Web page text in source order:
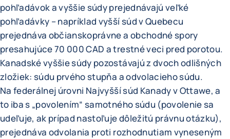
pohľadávok a vyššie súdy prejednávajú veľké
pohľadávky – napríklad vyšší súd v Quebecu
prejednáva občianskoprávne a obchodné spory
presahujúce 70 000 CAD a trestné veci pred porotou.
Kanadské vyššie súdy pozostávajú z dvoch odlišných
zložiek: súdu prvého stupňa a odvolacieho súdu.
Na federálnej úrovni Najvyšší súd Kanady v Ottawe, a
to iba s „povolením“ samotného súdu (povolenie sa
udeľuje, ak prípad nastoľuje dôležitú právnu otázku),
prejednáva odvolania proti rozhodnutiam vyneseným